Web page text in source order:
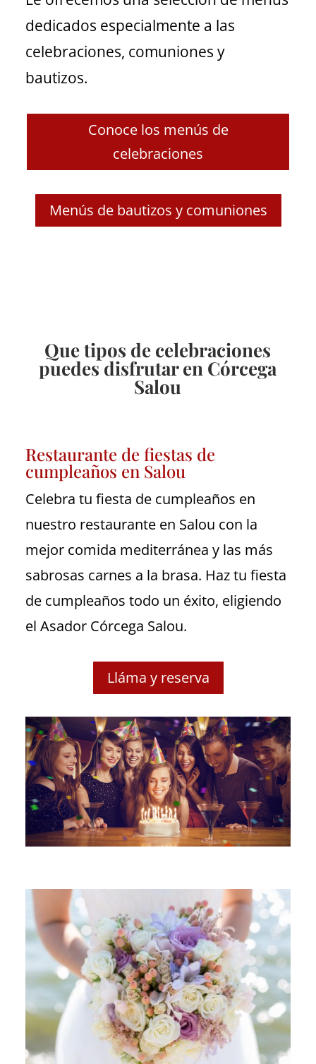
dedicados especialmente a las
celebraciones, comuniones y
bautizos.
Conoce los menús de
celebraciones
Menús de bautizos y comuniones
Que tipos de celebraciones
puedes disfrutar en Córcega
Salou
Restaurante de fiestas de
cumpleaños en Salou
Celebra tu fiesta de cumpleaños en
nuestro restaurante en Salou con la
mejor comida mediterránea y las más
sabrosas carnes a la brasa. Haz tu fiesta
de cumpleaños todo un éxito, eligiendo
el Asador Córcega Salou.
Lláma y reserva